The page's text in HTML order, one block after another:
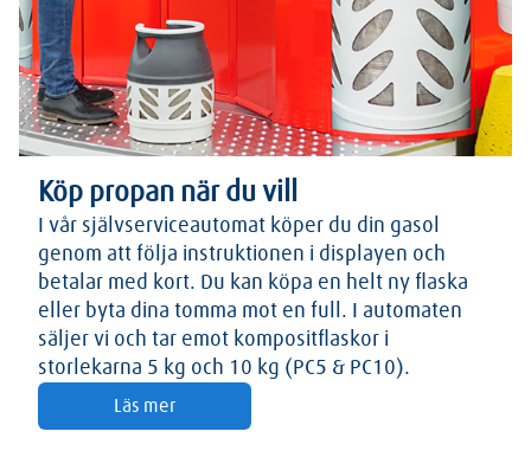
Köp propan när du vill
I vår självserviceautomat köper du din gasol
genom att följa instruktionen i displayen och
betalar med kort. Du kan köpa en helt ny flaska
eller byta dina tomma mot en full. I automaten
säljer vi och tar emot kompositflaskor i
storlekarna 5 kg och 10 kg (PC5 & PC10).
Läs mer